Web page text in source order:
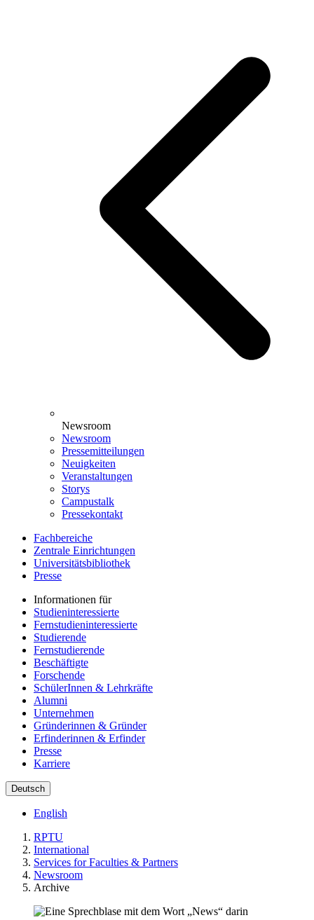
Newsroom
Newsroom
Pressemitteilungen
Neuigkeiten
Veranstaltungen
Storys
Campustalk
Pressekontakt
Fachbereiche
Zentrale Einrichtungen
Universitätsbibliothek
Presse
Informationen für
Studieninteressierte
Fernstudieninteressierte
Studierende
Fernstudierende
Beschäftigte
Forschende
SchülerInnen & Lehrkräfte
Alumni
Unternehmen
Gründerinnen & Gründer
Erfinderinnen & Erfinder
Presse
Karriere
Deutsch
English
RPTU
International
Services for Faculties & Partners
Newsroom
Archive